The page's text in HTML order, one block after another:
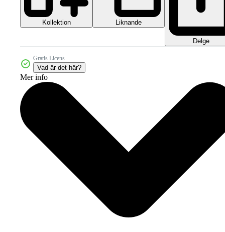
Kollektion Liknande
Delge
Gratis Licens
Vad är det här?
Mer info